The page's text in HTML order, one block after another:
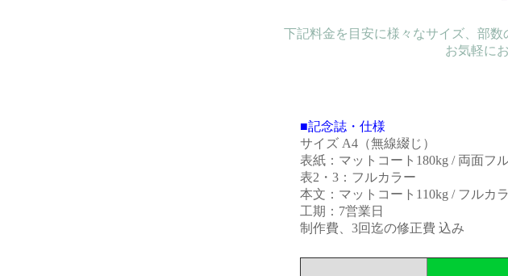
下記料金を目安に様々なサイズ、部数
お気軽に
■記念誌・仕様
サイズ A4（無線綴じ）
表紙：マットコート180kg / 両面フ
表2・3：フルカラー
本文：マットコート110kg / フルカ
工期：7営業日
制作費、3回迄の修正費 込み